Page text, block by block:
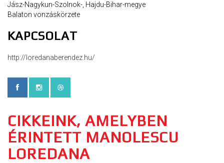
Jász-Nagykun-Szolnok-, Hajdu-Bihar-megye
Balaton vonzáskörzete
KAPCSOLAT
http://loredanaberendez.hu/
CIKKEINK, AMELYBEN
ÉRINTETT MANOLESCU
LOREDANA